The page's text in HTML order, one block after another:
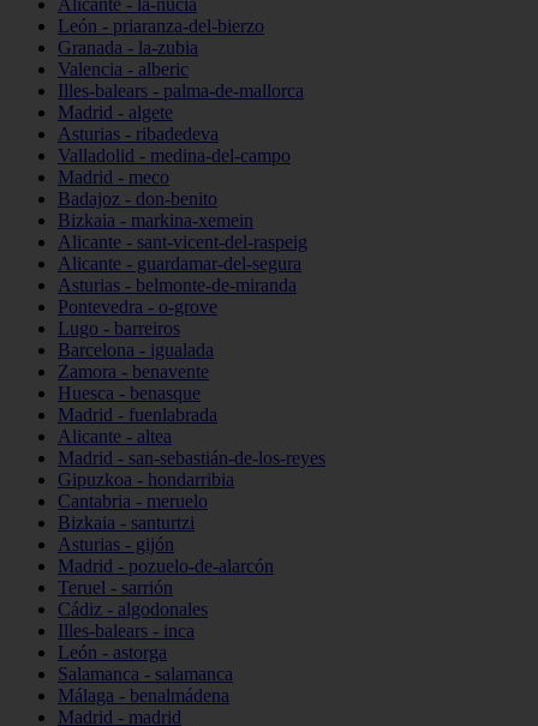
Alicante - la-nucia
León - priaranza-del-bierzo
Granada - la-zubia
Valencia - alberic
Illes-balears - palma-de-mallorca
Madrid - algete
Asturias - ribadedeva
Valladolid - medina-del-campo
Madrid - meco
Badajoz - don-benito
Bizkaia - markina-xemein
Alicante - sant-vicent-del-raspeig
Alicante - guardamar-del-segura
Asturias - belmonte-de-miranda
Pontevedra - o-grove
Lugo - barreiros
Barcelona - igualada
Zamora - benavente
Huesca - benasque
Madrid - fuenlabrada
Alicante - altea
Madrid - san-sebastián-de-los-reyes
Gipuzkoa - hondarribia
Cantabria - meruelo
Bizkaia - santurtzi
Asturias - gijón
Madrid - pozuelo-de-alarcón
Teruel - sarrión
Cádiz - algodonales
Illes-balears - inca
León - astorga
Salamanca - salamanca
Málaga - benalmádena
Madrid - madrid